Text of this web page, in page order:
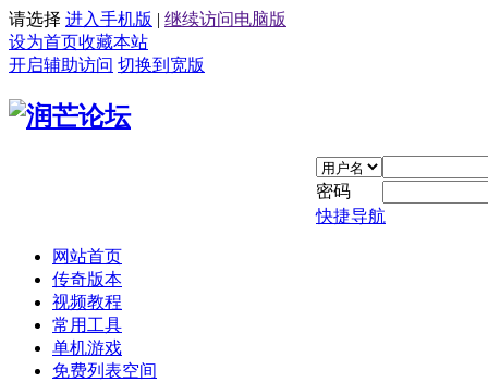
请选择 进入手机版 | 继续访问电脑版
设为首页收藏本站
开启辅助访问 切换到宽版
密码
快捷导航
网站首页
传奇版本
视频教程
常用工具
单机游戏
免费列表空间